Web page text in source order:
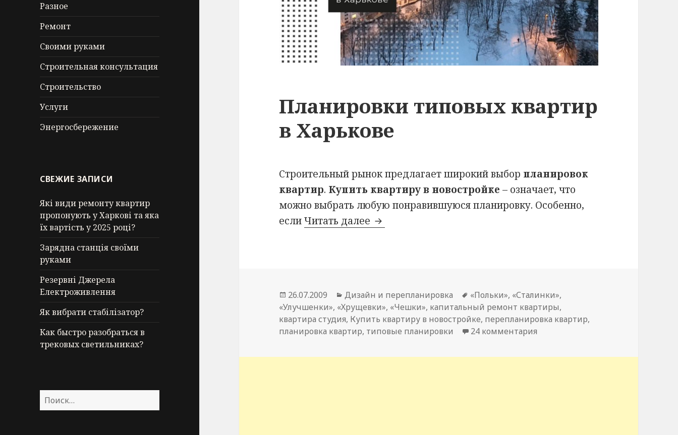
Разное
Ремонт
Своими руками
Строительная консультация
Строительство
Услуги
Энергосбережение
СВЕЖИЕ ЗАПИСИ
Які види ремонту квартир
пропонують у Харкові та яка
їх вартість у 2025 році?
Зарядна станція своїми
руками
Резервні Джерела
Електроживлення
Як вибрати стабілізатор?
Как быстро разобраться в
трековых светильниках?
Найти:
Планировки типовых квартир
в Харькове
Строительный рынок предлагает широкий выбор планировок
квартир. Купить квартиру в новостройке– означает, что
можно выбрать любую понравившуюся планировку. Особенно,
еслиЧитать далее Планировки типовых квартир в Харькове
Опубликовано
26.07.2009 Рубрики
Дизайн и перепланировка Метки
«Польки», «Сталинки»,
«Улучшенки», «Хрущевки», «Чешки», капитальный ремонт квартиры,
квартира студия, Купить квартиру в новостройке, перепланировка квартир,
планировка квартир, типовые планировки 24 комментария